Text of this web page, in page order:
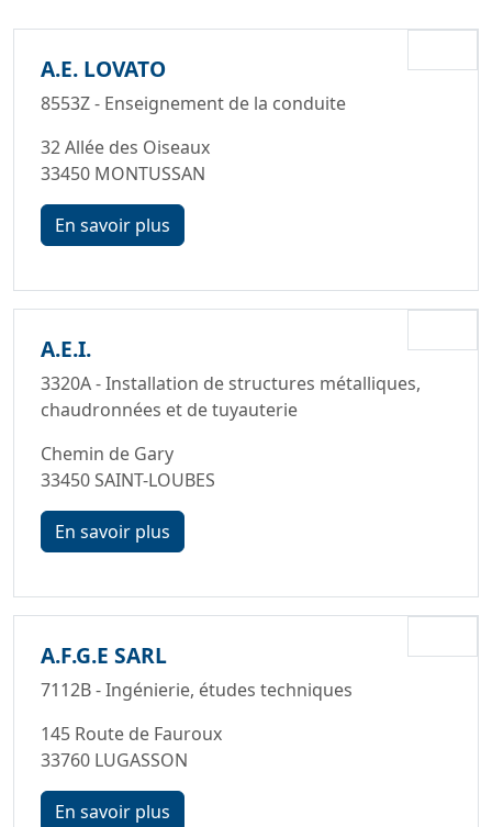
A.E. LOVATO
8553Z - Enseignement de la conduite
32 Allée des Oiseaux
33450 MONTUSSAN
En savoir plus
A.E.I.
3320A - Installation de structures métalliques,
chaudronnées et de tuyauterie
Chemin de Gary
33450 SAINT-LOUBES
En savoir plus
A.F.G.E SARL
7112B - Ingénierie, études techniques
145 Route de Fauroux
33760 LUGASSON
En savoir plus